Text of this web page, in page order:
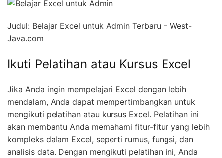
Judul: Belajar Excel untuk Admin Terbaru – West-
Java.com
Ikuti Pelatihan atau Kursus Excel
Jika Anda ingin mempelajari Excel dengan lebih
mendalam, Anda dapat mempertimbangkan untuk
mengikuti pelatihan atau kursus Excel. Pelatihan ini
akan membantu Anda memahami fitur-fitur yang lebih
kompleks dalam Excel, seperti rumus, fungsi, dan
analisis data. Dengan mengikuti pelatihan ini, Anda